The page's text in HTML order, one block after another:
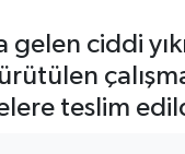
ciddi
teslim